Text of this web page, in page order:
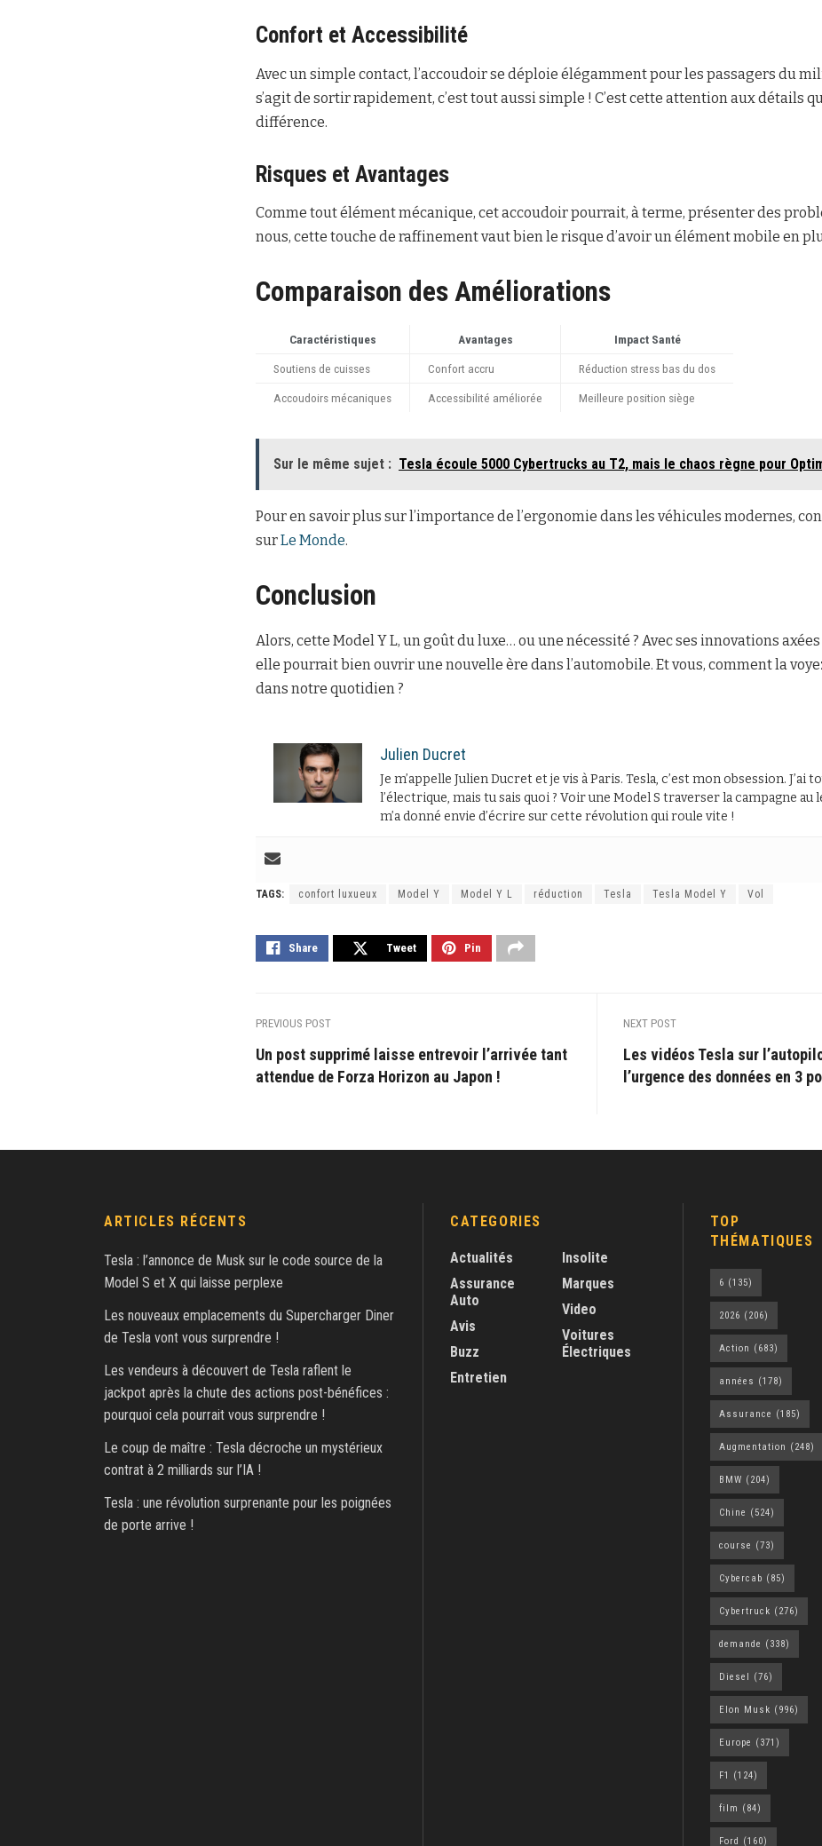
Confort et Accessibilité
Avec un simple contact, l’accoudoir se déploie élégamment pour les passagers du
s’agit de sortir rapidement, c’est tout aussi simple ! C’est cette attention aux détails
différence.
Risques et Avantages
Comme tout élément mécanique, cet accoudoir pourrait, à terme, présenter des
nous, cette touche de raffinement vaut bien le risque d’avoir un élément mobile en
Comparaison des Améliorations
Caractéristiques Avantages Impact Santé
Soutiens de cuisses Confort accru Réduction stress bas du dos
Accoudoirs mécaniques Accessibilité améliorée Meilleure position siège
Sur le même sujet : Tesla écoule 5000 Cybertrucks au T2, mais le chaos règne pour
Pour en savoir plus sur l’importance de l’ergonomie dans les véhicules modernes,
surLe Monde.
Conclusion
Alors, cette Model Y L, un goût du luxe… ou une nécessité ? Avec ses innovations
elle pourrait bien ouvrir une nouvelle ère dans l’automobile. Et vous, comment la
dans notre quotidien ?
Julien Ducret
Je m’appelle Julien Ducret et je vis à Paris. Tesla, c’est mon obsession. J’ai
l’électrique, mais tu sais quoi ? Voir une Model S traverser la campagne au
m’a donné envie d’écrire sur cette révolution qui roule vite !
TAGS: confort luxueux Model Y Model Y L réduction Tesla Tesla Model Y Vol
Share Tweet Pin
PREVIOUS POST
Un post supprimé laisse entrevoir l’arrivée tant
attendue de Forza Horizon au Japon !
NEXT POST
Les vidéos Tesla sur
l’urgence des données en 3
ARTICLES RÉCENTS
Tesla : l’annonce de Musk sur le code source de la
Model S et X qui laisse perplexe
Les nouveaux emplacements du Supercharger Diner
de Tesla vont vous surprendre !
Les vendeurs à découvert de Tesla raflent le
jackpot après la chute des actions post-bénéfices :
pourquoi cela pourrait vous surprendre !
Le coup de maître : Tesla décroche un mystérieux
contrat à 2 milliards sur l’IA !
Tesla : une révolution surprenante pour les poignées
de porte arrive !
CATEGORIES
Actualités
Assurance
Auto
Avis
Buzz
Entretien
Insolite
Marques
Video
Voitures
Électriques
TOP
THÉMATIQUES
6 (135)
2026 (206)
Action (683)
années (178)
Assurance (185)
Augmentation (248)
BMW (204)
Chine (524)
course (73)
Cybercab (85)
Cybertruck (276)
demande (338)
Diesel (76)
Elon Musk (996)
Europe (371)
F1 (124)
film (84)
Ford (160)